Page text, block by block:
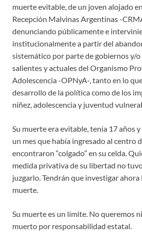
muerte evitable, de un joven alojado
Recepción Malvinas Argentinas -
denunciando públicamente e
institucionalmente a partir del
sistemático por parte de gobiernos y/
salientes y actuales del Organismo
Adolescencia -OPNyA-, tanto en lo
desarrollo de la política como de los
niñez, adolescencia y juventud
Su muerte era evitable, tenía 17 años
un mes que había ingresado al centro
encontraron “colgado” en su celda.
medida privativa de su libertad no
juzgarlo. Tendrán que investigar ahora
muerte.
Su muerte es un límite. No queremos
muerto por responsabilidad estatal.